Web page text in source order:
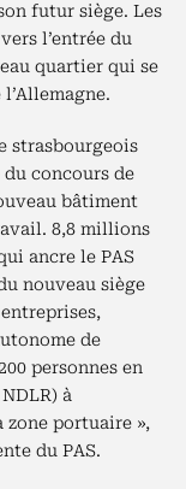
futur siège. Les
l’entrée du
quartier qui se
strasbourgeois
du concours de
bâtiment
8,8 millions
ancre le PAS
nouveau siège
de
personnes en
à
portuaire »,
du PAS.